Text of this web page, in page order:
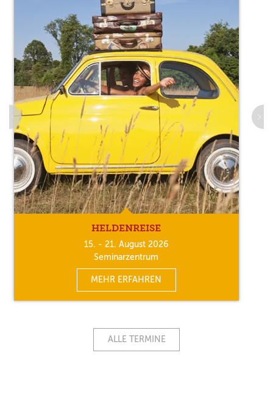
HELDENREISE
15. - 21. August 2026
Seminarzentrum
MEHR ERFAHREN
ALLE TERMINE